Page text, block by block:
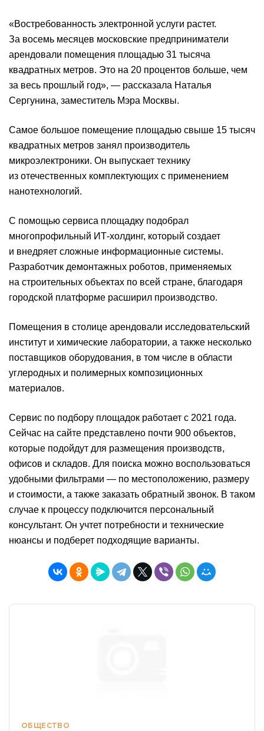
«Востребованность электронной услуги растет.
За восемь месяцев московские предприниматели
арендовали помещения площадью 31 тысяча
квадратных метров. Это на 20 процентов больше, чем
за весь прошлый год», — рассказала Наталья
Сергунина, заместитель Мэра Москвы.
Самое большое помещение площадью свыше 15 тысяч
квадратных метров занял производитель
микроэлектроники. Он выпускает технику
из отечественных комплектующих с применением
нанотехнологий.
С помощью сервиса площадку подобрал
многопрофильный ИТ-холдинг, который создает
и внедряет сложные информационные системы.
Разработчик демонтажных роботов, применяемых
на строительных объектах по всей стране, благодаря
городской платформе расширил производство.
Помещения в столице арендовали исследовательский
институт и химические лаборатории, а также несколько
поставщиков оборудования, в том числе в области
углеродных и полимерных композиционных
материалов.
Сервис по подбору площадок работает с 2021 года.
Сейчас на сайте представлено почти 900 объектов,
которые подойдут для размещения производств,
офисов и складов. Для поиска можно воспользоваться
удобными фильтрами — по местоположению, размеру
и стоимости, а также заказать обратный звонок. В таком
случае к процессу подключится персональный
консультант. Он учтет потребности и технические
нюансы и подберет подходящие варианты.
ОБЩЕСТВО